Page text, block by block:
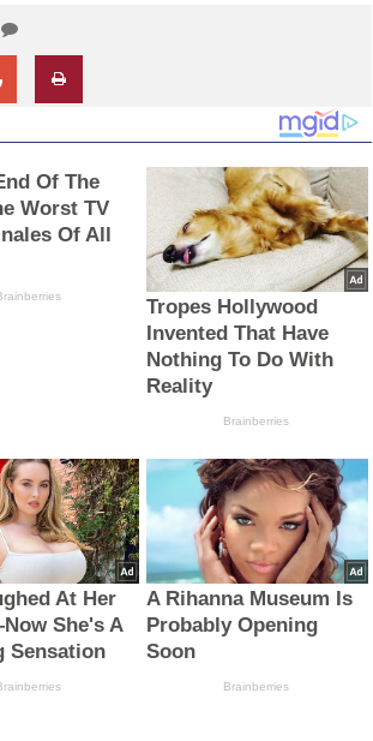
Of The
Worst TV
Of All
Tropes Hollywood
Invented That Have
Nothing To Do With
Reality
Brainberries
At Her
She's A
Sensation
A Rihanna Museum Is
Probably Opening
Soon
Brainberries